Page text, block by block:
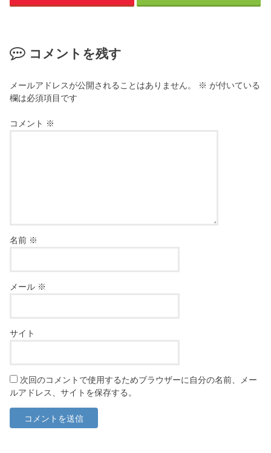
コメントを残す
メールアドレスが公開されることはありません。 ※ が付いている
欄は必須項目です
コメント ※
名前 ※
メール ※
サイト
次回のコメントで使用するためブラウザーに自分の名前、メー
ルアドレス、サイトを保存する。